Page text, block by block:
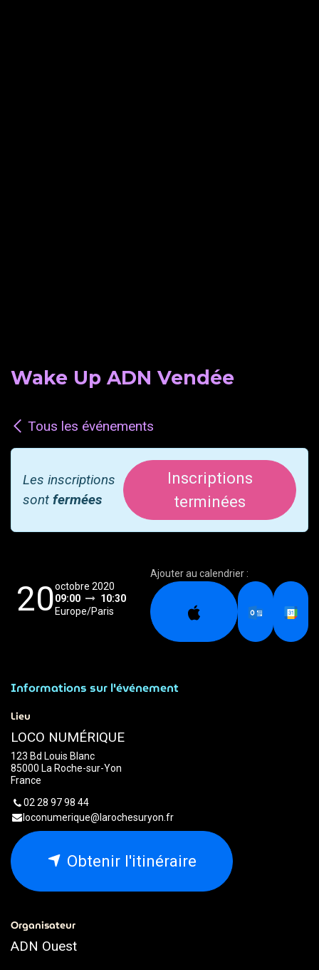
Wake Up ADN Vendée
Tous les événements
Les inscriptions
sont fermées
Inscriptions
terminées
20octobre 2020
09:00
10:30
Europe/Paris
Ajouter au calendrier :
Informations sur l'événement
Lieu
LOCO NUMÉRIQUE
123 Bd Louis Blanc
85000 La Roche-sur-Yon
France
02 28 97 98 44
loconumerique@larochesuryon.fr
Obtenir l'itinéraire
Organisateur
ADN Ouest